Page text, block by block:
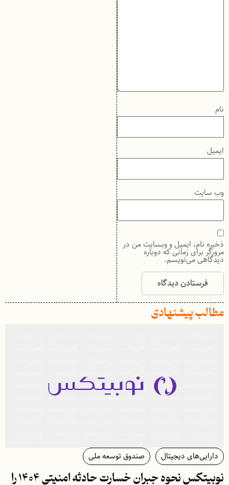
نام
ایمیل
وب‌ سایت
ذخیره نام، ایمیل و وبسایت من در
مرورگر برای زمانی که دوباره
دیدگاهی می‌نویسم.
مطالب پیشنهادی
دارایی‌های دیجیتال صندوق توسعه ملی
نوبیتکس نحوه جبران خسارت حادثه امنیتی ۱۴۰۴ را